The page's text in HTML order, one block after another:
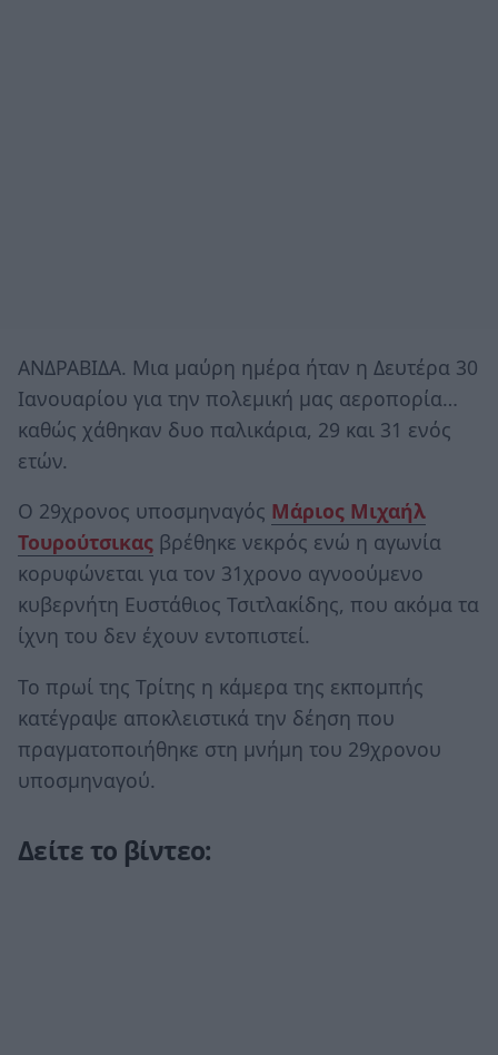
ΑΝΔΡΑΒΙΔΑ. Μια μαύρη ημέρα ήταν η Δευτέρα 30
Ιανουαρίου για την πολεμική μας αεροπορία…
καθώς χάθηκαν δυο παλικάρια, 29 και 31 ενός
ετών.
Ο 29χρονος υποσμηναγός Mάριος Μιχαήλ
Τουρούτσικας βρέθηκε νεκρός ενώ η αγωνία
κορυφώνεται για τον 31χρονο αγνοούμενο
κυβερνήτη Ευστάθιος Τσιτλακίδης, που ακόμα τα
ίχνη του δεν έχουν εντοπιστεί.
Το πρωί της Τρίτης η κάμερα της εκπομπής
κατέγραψε αποκλειστικά την δέηση που
πραγματοποιήθηκε στη μνήμη του 29χρονου
υποσμηναγού.
Δείτε το βίντεο: